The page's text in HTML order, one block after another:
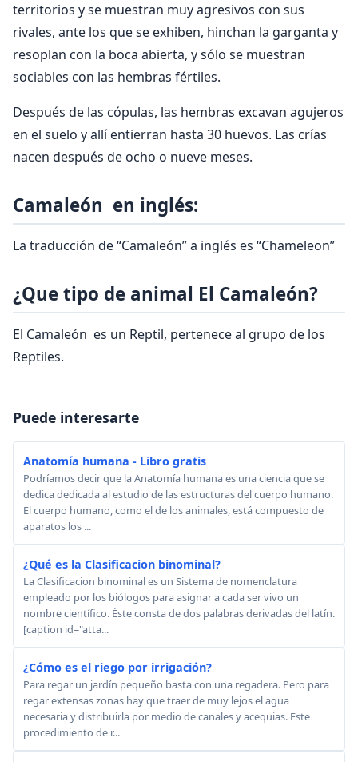
territorios y se muestran muy agresivos con sus
rivales, ante los que se exhiben, hinchan la garganta y
resoplan con la boca abierta, y sólo se muestran
sociables con las hembras fértiles.
Después de las cópulas, las hembras excavan agujeros
en el suelo y allí entierran hasta 30 huevos. Las crías
nacen después de ocho o nueve meses.
Camaleón en inglés:
La traducción de “Camaleón” a inglés es “Chameleon”
¿Que tipo de animal El Camaleón?
El Camaleón es un Reptil, pertenece al grupo de los
Reptiles.
Puede interesarte
Anatomía humana - Libro gratis
Podríamos decir que la Anatomía humana es una ciencia que se
dedica dedicada al estudio de las estructuras del cuerpo humano.
El cuerpo humano, como el de los animales, está compuesto de
aparatos los ...
¿Qué es la Clasificacion binominal?
La Clasificacion binominal es un Sistema de nomenclatura
empleado por los biólogos para asignar a cada ser vivo un
nombre científico. Éste consta de dos palabras derivadas del latín.
[caption id="atta...
¿Cómo es el riego por irrigación?
Para regar un jardín pequeño basta con una regadera. Pero para
regar extensas zonas hay que traer de muy lejos el agua
necesaria y distribuirla por medio de canales y acequias. Este
procedimiento de r...